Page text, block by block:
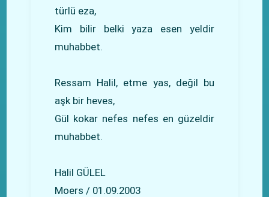
türlü eza,
Kim bilir belki yaza esen yeldir
muhabbet.
Ressam Halil, etme yas, değil bu
aşk bir heves,
Gül kokar nefes nefes en güzeldir
muhabbet.
Halil GÜLEL
Moers / 01.09.2003